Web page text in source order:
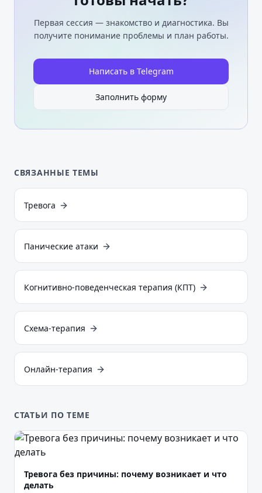
Первая сессия — знакомство и диагностика. Вы
получите понимание проблемы и план работы.
Написать в Telegram
Заполнить форму
СВЯЗАННЫЕ ТЕМЫ
Тревога
Панические атаки
Когнитивно-поведенческая терапия (КПТ)
Схема-терапия
Онлайн-терапия
СТАТЬИ ПО ТЕМЕ
Тревога без причины: почему возникает и что
делать